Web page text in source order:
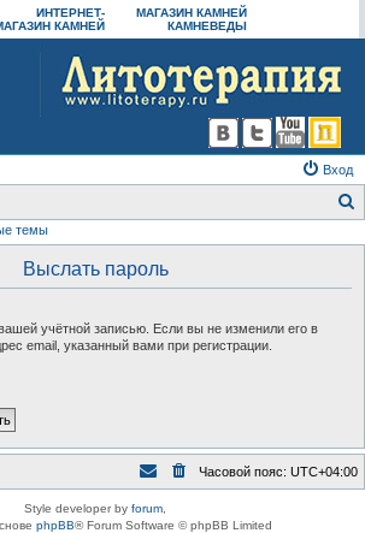
ИНТЕРНЕТ-
КАМНЕЙ
МАГАЗИН КАМНЕЙ
КАМНЕВЕДЫ
Вход
темы
Выслать пароль
учётной записью. Если вы не изменили его в
email, указанный вами при регистрации.
Часовой пояс: UTC+04:00
Style developer by forum
phpBB® Forum Software © phpBB Limited